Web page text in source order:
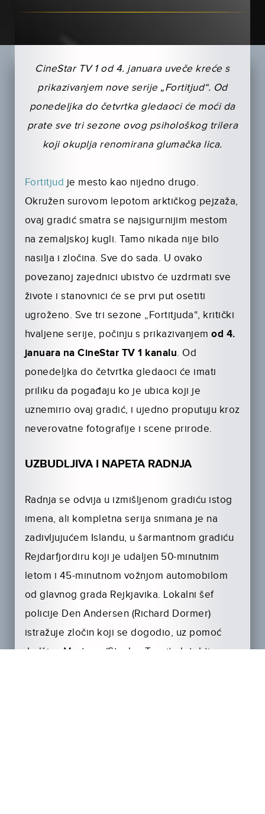
CineStar TV 1 od 4. januara uveče kreće s
prikazivanjem nove serije „Fortitjud“. Od
ponedeljka do četvrtka gledaoci će moći da
prate sve tri sezone ovog psihološkog trilera
koji okuplja renomirana glumačka lica.
Fortitjud je mesto kao nijedno drugo.
Okružen surovom lepotom arktičkog pejzaža,
ovaj gradić smatra se najsigurnijim mestom
na zemaljskoj kugli. Tamo nikada nije bilo
nasilja i zločina. Sve do sada. U ovako
povezanoj zajednici ubistvo će uzdrmati sve
živote i stanovnici će se prvi put osetiti
ugroženo. Sve tri sezone „Fortitjuda“, kritički
hvaljene serije, počinju s prikazivanjemod 4.
januara na CineStar TV 1 kanalu. Od
ponedeljka do četvrtka gledaoci će imati
priliku da pogađaju ko je ubica koji je
uznemirio ovaj gradić, i ujedno proputuju kroz
neverovatne fotografije i scene prirode.
UZBUDLJIVA I NAPETA RADNJA
Radnja se odvija u izmišljenom gradiću istog
imena, ali kompletna serija snimana je na
zadivljujućem Islandu, u šarmantnom gradiću
Rejdarfjordiru koji je udaljen 50-minutnim
letom i 45-minutnom vožnjom automobilom
od glavnog grada Rejkjavika. Lokalni šef
policije Den Andersen (Richard Dormer)
istražuje zločin koji se dogodio, uz pomoć
Judžina Mortona (Stanley Tucci), detektiva